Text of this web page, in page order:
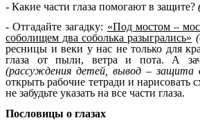
- Какие части глаза помогают в защите?
- Отгадайте загадку: «Под мостом –
соболищем два соболька разыгрались»
ресницы и веки у нас не только для
глаза от пыли, ветра и пота. А
(рассуждения детей, вывод –
открыть рабочие тетради и нарисовать
не забудьте указать на все части глаза.
Пословицы о глазах